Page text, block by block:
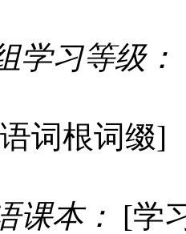
学习等级：
词根词缀]
课本： [学